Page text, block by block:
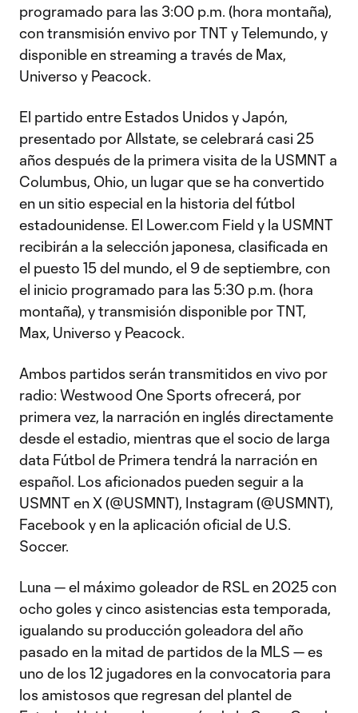
programado para las 3:00 p.m. (hora montaña),
con transmisión envivo por TNT y Telemundo, y
disponible en streaming a través de Max,
Universo y Peacock.
El partido entre Estados Unidos y Japón,
presentado por Allstate, se celebrará casi 25
años después de la primera visita de la USMNT a
Columbus, Ohio, un lugar que se ha convertido
en un sitio especial en la historia del fútbol
estadounidense. El Lower.com Field y la USMNT
recibirán a la selección japonesa, clasificada en
el puesto 15 del mundo, el 9 de septiembre, con
el inicio programado para las 5:30 p.m. (hora
montaña), y transmisión disponible por TNT,
Max, Universo y Peacock.
Ambos partidos serán transmitidos en vivo por
radio: Westwood One Sports ofrecerá, por
primera vez, la narración en inglés directamente
desde el estadio, mientras que el socio de larga
data Fútbol de Primera tendrá la narración en
español. Los aficionados pueden seguir a la
USMNT en X (@USMNT), Instagram (@USMNT),
Facebook y en la aplicación oficial de U.S.
Soccer.
Luna — el máximo goleador de RSL en 2025 con
ocho goles y cinco asistencias esta temporada,
igualando su producción goleadora del año
pasado en la mitad de partidos de la MLS — es
uno de los 12 jugadores en la convocatoria para
los amistosos que regresan del plantel de